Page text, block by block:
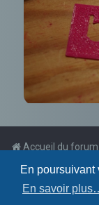
En poursuivant
En savoir
Accueil du forum
Powered by phpBB
Traduction